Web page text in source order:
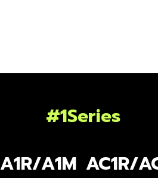
#1Series
A1R/A1M AC1R/